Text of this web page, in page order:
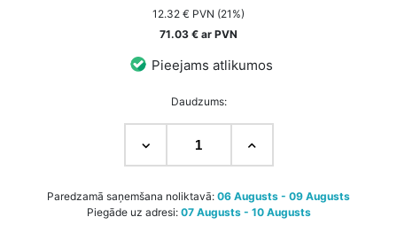
12.32 € PVN (21%)
71.03 € ar PVN
Pieejams atlikumos
Daudzums:
Paredzamā saņemšana noliktavā: 06 Augusts - 09 Augusts
Piegāde uz adresi: 07 Augusts - 10 Augusts